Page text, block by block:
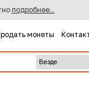
подробнее...
монеты